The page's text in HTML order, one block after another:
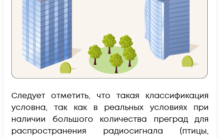
Следует отметить, что такая классификация
условна, так как в реальных условиях при
наличии большого количества преград для
распространения радиосигнала (птицы,